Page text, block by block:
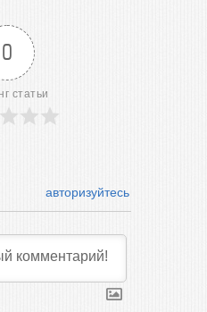
0
статьи
авторизуйтесь